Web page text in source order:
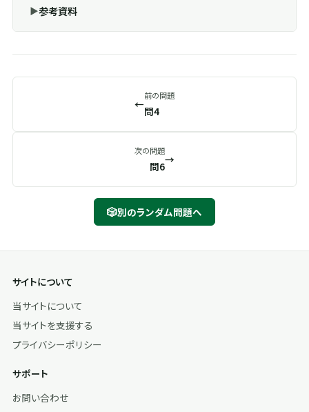
参考資料
←
前の問題
問4
次の問題
問6
→
🎲別のランダム問題へ
サイトについて
当サイトについて
当サイトを支援する
プライバシーポリシー
サポート
お問い合わせ